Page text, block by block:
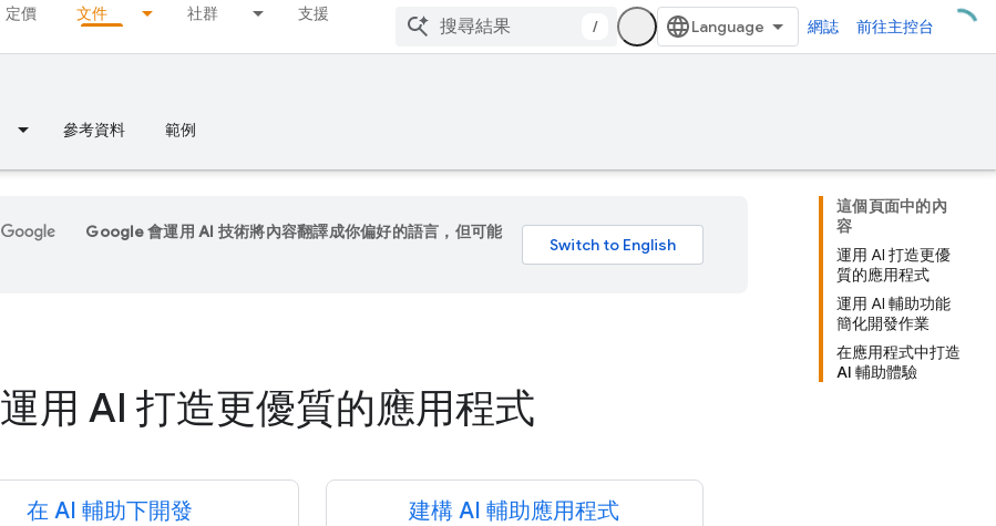
定價 文件 社群 支援
/ 網誌 前往主控台
參考資料 範例
這個頁面中的內
容
運用 AI 打造更優
質的應用程式
運用 AI 輔助功能
簡化開發作業
在應用程式中打造
AI 輔助體驗
Google 會運用 AI 技術將內容翻譯成你偏好的語言，但可能
運用 AI 打造更優質的應用程式
在 AI 輔助下開發 建構 AI 輔助應用程式